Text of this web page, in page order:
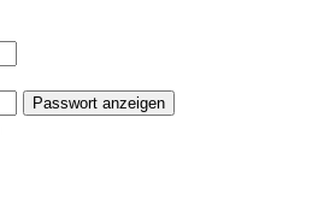
Passwort anzeigen